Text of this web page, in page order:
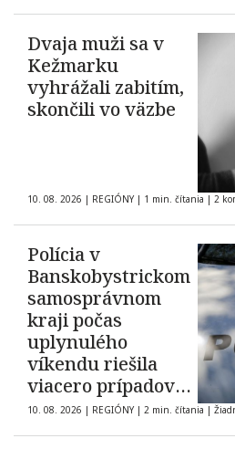
Dvaja muži sa v
Kežmarku
vyhrážali zabitím,
skončili vo väzbe
10. 08. 2026 | REGIÓNY | 1 min. čítania | 2
Polícia v
Banskobystrickom
samosprávnom
kraji počas
uplynulého
víkendu riešila
viacero prípadov
domáceho násilia
10. 08. 2026 | REGIÓNY | 2 min. čítania |